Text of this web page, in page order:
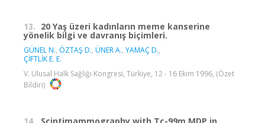
13. 20 Yaş üzeri kadınların meme kanserine
yönelik bilgi ve davranış biçimleri.
GÜNEL N., ÖZTAŞ D., ÜNER A., YAMAÇ D.,
ÇİFTLİK E. E.
V. Ulusal Halk Sağlığı Kongresi, Türkiye, 12 - 16 Ekim 1996, (Özet
Bildiri)